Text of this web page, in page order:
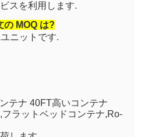
スを利用します.
の MOQ は?
ニットです.
テナ 40FT高いコンテナ
ラットベッドコンテナ,Ro-